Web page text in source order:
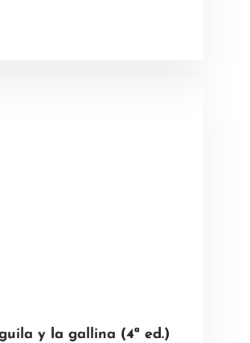
y la gallina (4ª ed.)